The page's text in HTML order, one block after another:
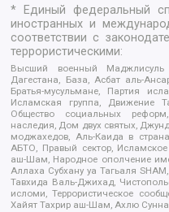
* Единый федеральный
иностранных и
соответствии с
террористическими:
Высший военный
Дагестана, База, Асбат аль-
Братья-мусульмане, Партия
Исламская группа, Движение
Общество социальных
наследия, Дом двух святых,
моджахедов, Аль-Каида в
АБТО, Правый сектор,
аш-Шам, Народное ополчение
Аллаха Субхану уа Тагьаля
Тавхида Валь-Джихад,
исломи, Террористическое
Хайят Тахрир аш-Шам, Ахлю